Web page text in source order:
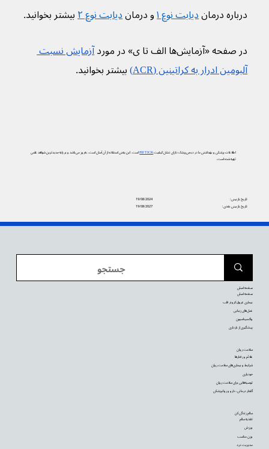
درباره درمان دیابت نوع ۱ و درمان دیابت نوع ۲ بیشتر بخوانید.
در صفحه «آزمایش‌ها الف تا ی» در مورد
آزمایش نسبت
آلبومین ادرار به کراتینین (ACR)
بیشتر بخوانید.
اطلاعات پزشکی و بهداشتی ما در دیجی‌پزشک دارای نشان کیفیتPIF TICKاست. این یعنی استفاده از آن آسان است، به‌روز می‌باشد و بر پایه جدیدترین شواهد علمی
تهیه شده است.
19/08/2024
تاریخ بازبینی:
19/08/2027
تاریخ بازبینی بعدی:
سالم زندگی کن
تغذیه سالم
ورزش
وزن مناسب
مدیریت درد
سلامت روان
علائم و رفتارها
شرایط و بیماری‌های سلامت روان
خودیاری
توصیه‌‌هایی برای سلامت روان
گفتار درمانی، دارو و روانپزشکی
صفحه اصلی
صفحه اصلی
بیماری عروق کرونر قلب
عمل‌های زیبایی
واکسیناسیون
پیشگیری از بارداری